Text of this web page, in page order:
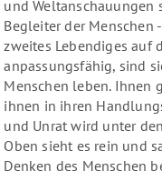
und Weltanschauungen
Begleiter der Menschen
zweites Lebendiges auf
anpassungsfähig, sind
Menschen leben. Ihnen
ihnen in ihren
und Unrat wird unter
Oben sieht es rein und
Denken des Menschen